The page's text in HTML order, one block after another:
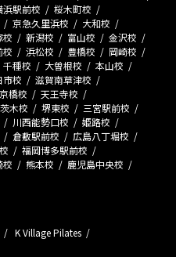
浜駅前校
桜木町校
京急久里浜校
大和校
校 新潟校 富山校
金沢校
校 浜松校 豊橋校
岡崎校
千種校 大曽根校
本山校
市校
滋賀南草津校
橋校
天王寺校
茨木校 堺東校
三宮駅前校
川西能勢口校
姫路校
倉敷駅前校
広島八丁堀校
福岡博多駅前校
校 熊本校
鹿児島中央校
K Village Pilates